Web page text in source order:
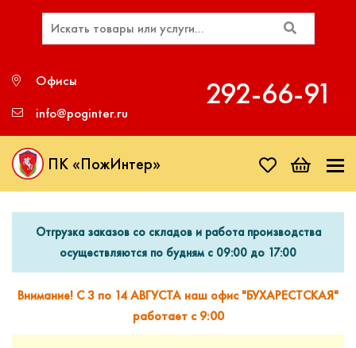
Офисы
info@poginter.ru
292‑66‑91
ПК «ПожИнтер»
Отгрузка заказов со складов и работа производства
осуществляются по будням с 09:00 до 17:00
Внимание! С 3 по 14 АВГУСТА наш офис "БУХАРЕСТСКАЯ"
работает с 9:00